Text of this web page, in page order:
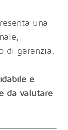
una
di garanzia.
e
da valutare